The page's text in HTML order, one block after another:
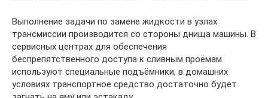
Выполнение задачи по замене жидкости в узлах
трансмиссии производится со стороны днища машины. В
сервисных центрах для обеспечения
беспрепятственного доступа к сливным проёмам
используют специальные подъёмники, в домашних
условиях транспортное средство достаточно будет